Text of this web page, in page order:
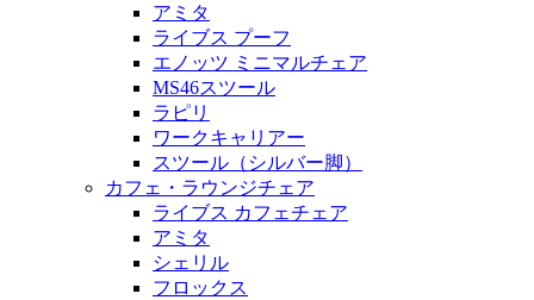
アミタ
ライブス プーフ
エノッツ ミニマルチェア
MS46スツール
ラピリ
ワークキャリアー
スツール（シルバー脚）
カフェ・ラウンジチェア
ライブス カフェチェア
アミタ
シェリル
フロックス